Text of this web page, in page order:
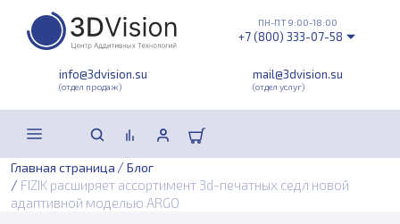
info@3dvision.su
(отдел продаж)
mail@3dvision.su
(отдел услуг)
ПН-ПТ 9:00-18:00
+7 (800) 333-07-58
Главная страница / Блог
/ FIZIK расширяет ассортимент 3d-печатных седл новой
адаптивной моделью ARGO